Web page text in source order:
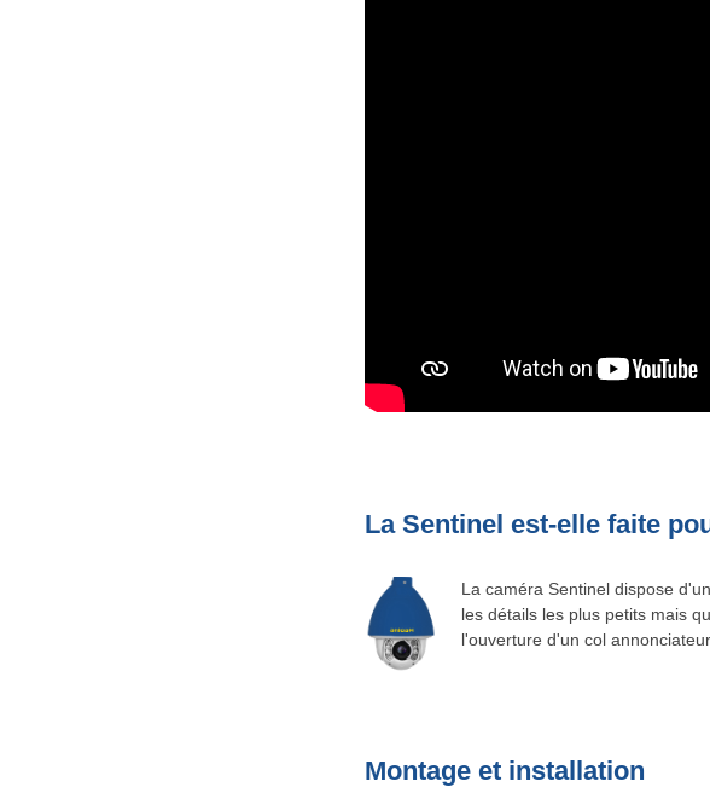
La Sentinel est-elle faite
La caméra Sentinel dispose
les détails les plus petits mais
l'ouverture d'un col
Montage et installation